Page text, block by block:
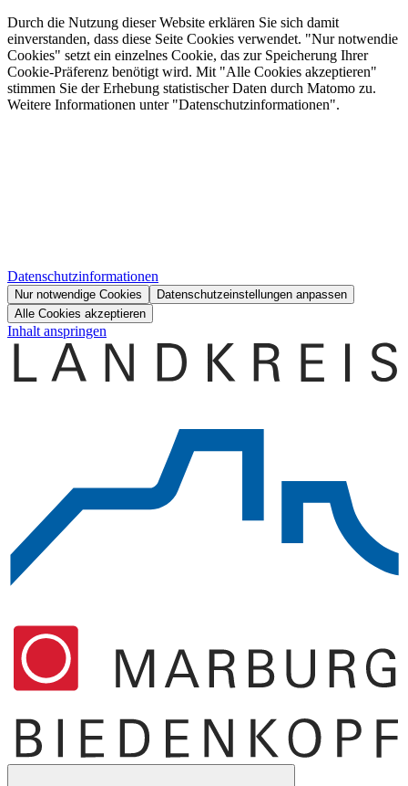
Durch die Nutzung dieser Website erklären Sie sich damit
einverstanden, dass diese Seite Cookies verwendet. "Nur notwendie
Cookies" setzt ein einzelnes Cookie, das zur Speicherung Ihrer
Cookie-Präferenz benötigt wird. Mit "Alle Cookies akzeptieren"
stimmen Sie der Erhebung statistischer Daten durch Matomo zu.
Weitere Informationen unter "Datenschutzinformationen".
Datenschutzinformationen
Nur notwendige Cookies
Datenschutzeinstellungen anpassen
Alle Cookies akzeptieren
Inhalt anspringen